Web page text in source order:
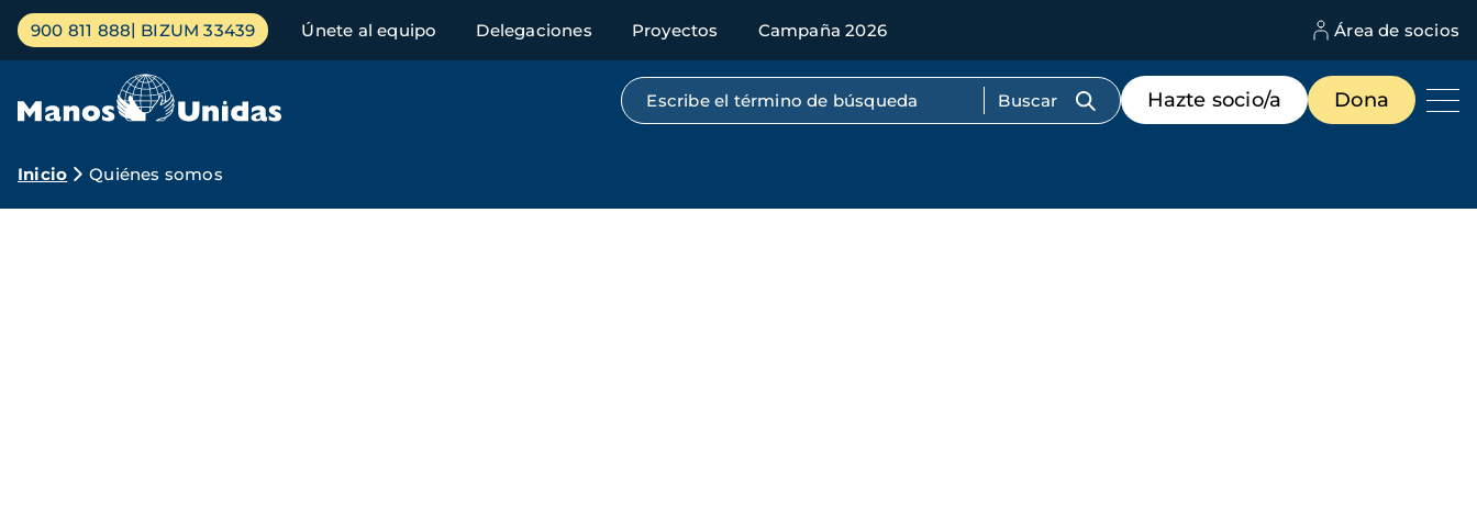
Pasar
contenido
Menú
principal
900 811 888 BIZUM 33439 Únete al equipo Delegaciones Proyectos Campaña 2026 Área de socios
Búsqueda por texto completo
Menú
de
destacados
Hazte socio/a Dona
Ruta
Inicio Quiénes somos